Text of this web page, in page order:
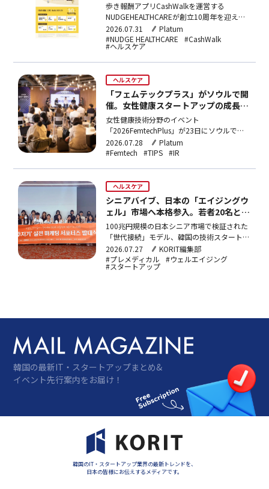
歩き報酬アプリCashWalkを運営する
NUDGEHEALTHCAREが創立10周年を迎え
た。2024年以降、EAP企業Dainやフィンテ
ックfastforword、メンタルヘルスTrost運営
のHu-martcompanyをM&Aで傘下に収め、
2024年売上は約1,182億ウォン（約132.7億
2026.07.31
Platum
#NUDGE HEALTHCARE
#CashWalk
#ヘルスケア
ヘルスケア
「フェムテックプラス」がソウルで開
催。女性健康スタートアップの成長を
支援
女性健康技術分野のイベント
「2026FemtechPlus」が23日にソウルで開
催。中小ベンチャー企業部主催のもと育成企
業8社がIRを実施し、
投資を行う計画を表明した。
2026.07.28
Platum
#Femtech
#TIPS #IR
ヘルスケア
シニアバイブ、日本の「エイジングウ
ェル」市場へ本格参入。若者20名と世
代をつなぐプロジェクト『オフジギ』
が始動
100兆円規模の日本シニア市場で検証された
「世代接続」モデル、韓国の技術スタートア
ップがプレメディカルに拡張日本で中高年向
けデジタルヘルスケア事業を展開する、グロ
ーバルテクノロジースタートアップ、
2026.07.27
KORIT編集部
#プレメディカル
#ウェルエイジング
#スタートアップ
韓国の最新IT・スタートアップまとめ&
イベント先行案内をお届け！
韓国のIT・スタートアップ業界の最新トレンドを、
日本の皆様にお伝えするメディアです。